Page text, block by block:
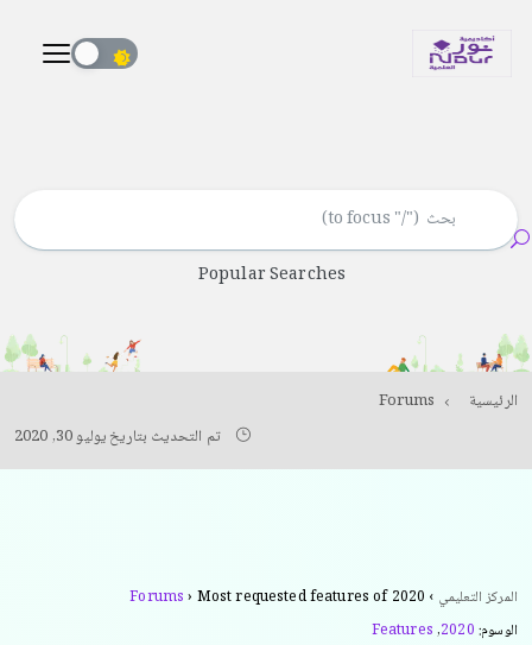
Popular Searches
الرئيسية
Forums
تم التحديث بتاريخ يوليو 30, 2020
المركز التعليمي ›
Forums › Most requested features of 2020
الوسوم:2020
,
Features